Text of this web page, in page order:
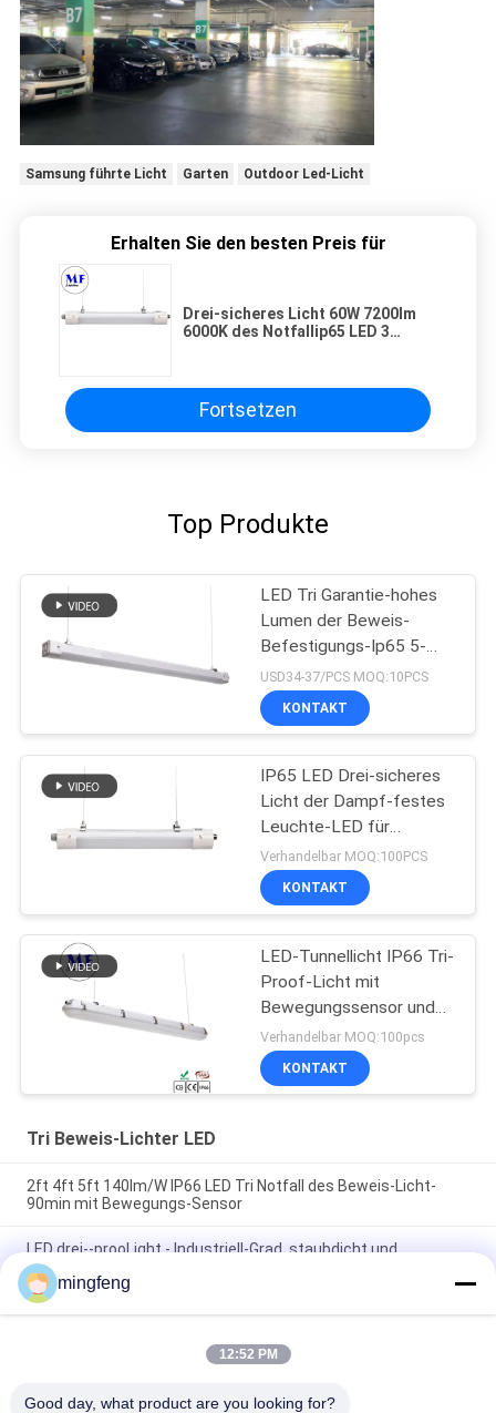
Samsung führte Licht Garten Outdoor Led-Licht
Erhalten Sie den besten Preis für
Drei-sicheres Licht 60W 7200lm
6000K des Notfallip65 LED 3
Fortsetzen
Top Produkte
LED Tri Garantie-hohes
Lumen der Beweis-
Befestigungs-Ip65 5-
jährige des Lager-25W
35W
USD34-37/PCS MOQ:10PCS
KONTAKT
IP65 LED Drei-sicheres
Licht der Dampf-festes
Leuchte-LED für
kundengebundene
beleuchtende Lösungen
Verhandelbar MOQ:100PCS
KONTAKT
LED-Tunnellicht IP66 Tri-
Proof-Licht mit
Bewegungssensor und
Notfall-Back-up
Verhandelbar MOQ:100pcs
KONTAKT
Tri Beweis-Lichter LED
2ft 4ft 5ft 140lm/W IP66 LED Tri Notfall des Beweis-Licht-
90min mit Bewegungs-Sensor
LED drei--prooLight - Industriell-Grad, staubdicht und
korrosionsbeständig, vervollkommnen für raue Umwelt
Drei-sicheres Licht IP65 LED mit dem Bewegungs-Sensor
mingfeng
12:52 PM
Good day, what product are you looking for?